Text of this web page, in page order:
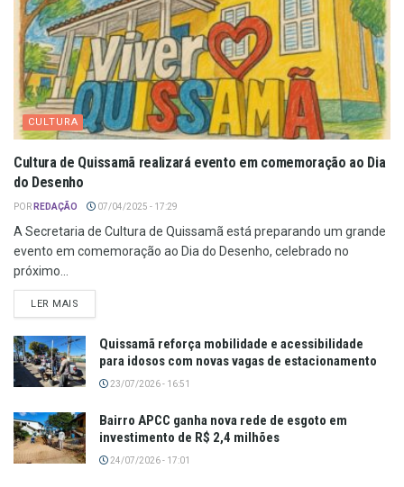
CULTURA
Cultura de Quissamã realizará evento em comemoração ao Dia
do Desenho
POR REDAÇÃO 07/04/2025 - 17:29
A Secretaria de Cultura de Quissamã está preparando um grande
evento em comemoração ao Dia do Desenho, celebrado no
próximo...
LER MAIS
Quissamã reforça mobilidade e acessibilidade
para idosos com novas vagas de estacionamento
23/07/2026 - 16:51
Bairro APCC ganha nova rede de esgoto em
investimento de R$ 2,4 milhões
24/07/2026 - 17:01